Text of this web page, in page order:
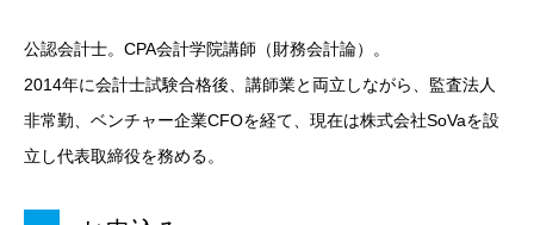
公認会計士。CPA会計学院講師（財務会計論）。
2014年に会計士試験合格後、講師業と両立しながら、監査法人
非常勤、ベンチャー企業CFOを経て、現在は株式会社SoVaを設
立し代表取締役を務める。